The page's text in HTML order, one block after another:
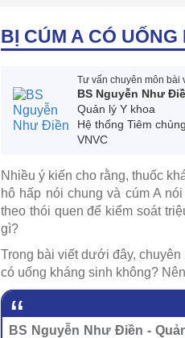
BỊ CÚM A CÓ
Tư vấn chuyên môn bài
BS Nguyễn Như
Quản lý Y khoa
Hệ thống Tiêm chủng
VNVC
Nhiều ý kiến cho rằng, thuốc
hô hấp nói chung và cúm A
theo thói quen để kiểm soát
gì?
Trong bài viết dưới đây, chuyên
có uống kháng sinh không?
BS Nguyễn Như Điền -